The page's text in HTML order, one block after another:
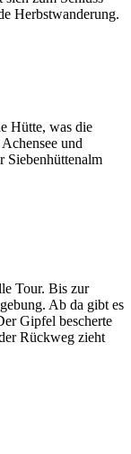
Herbstwanderung.
Hütte, was die
und
Siebenhüttenalm
Tour. Bis zur
Ab da gibt es
Gipfel bescherte
Rückweg zieht